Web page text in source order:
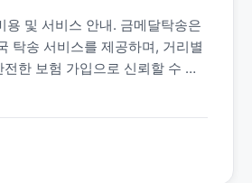
용 및 서비스 안내. 금메달탁송은
탁송 서비스를 제공하며, 거리별
한 보험 가입으로 신뢰할 수 있